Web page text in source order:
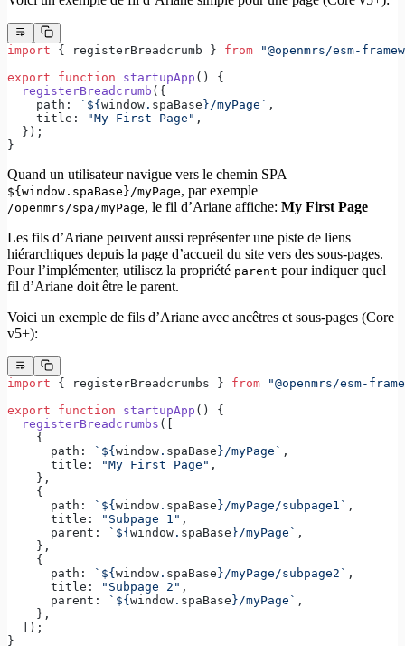
import { registerBreadcrumb } from "@openmrs/esm-
export function startupApp () {
  registerBreadcrumb
({
    path:
`${ window . spaBase }/myPage` ,
    title:
"My First Page" ,
  });
}
Quand un utilisateur navigue vers le chemin SPA
${window.spaBase}/myPage, par exemple
/openmrs/spa/myPage, le fil d’Ariane affiche: My First Page
Les fils d’Ariane peuvent aussi représenter une piste de liens
hiérarchiques depuis la page d’accueil du site vers des sous-pages.
Pour l’implémenter, utilisez la propriété parent pour indiquer quel
fil d’Ariane doit être le parent.
Voici un exemple de fils d’Ariane avec ancêtres et sous-pages (Core
v5+):
import { registerBreadcrumbs } from "@openmrs/esm-
export function startupApp () {
  registerBreadcrumbs
([
    {
      path:
`${ window . spaBase }/myPage` ,
      title:
"My First Page" ,
    },
    {
      path:
`${ window . spaBase }/myPage/subpage1` ,
      title:
"Subpage 1" ,
      parent:
`${ window . spaBase }/myPage` ,
    },
    {
      path:
`${ window . spaBase }/myPage/subpage2` ,
      title:
"Subpage 2" ,
      parent:
`${ window . spaBase }/myPage` ,
    },
  ]);
}